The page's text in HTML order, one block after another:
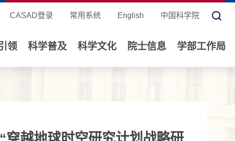
CASAD登录 常用系统 English 中国科学院
领 科学普及 科学文化 院士信息 学部工作局